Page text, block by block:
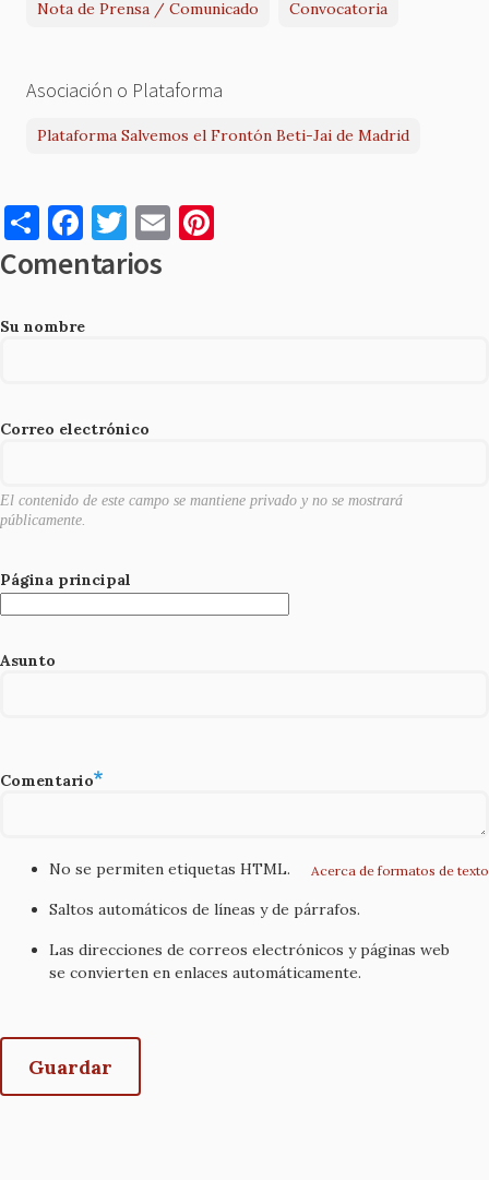
Nota de Prensa / Comunicado Convocatoria
Asociación o Plataforma
Plataforma Salvemos el Frontón Beti-Jai de Madrid
S
h
ar
e
F
a
c
e
o
T
w
it
E
m
Comentarios
Su nombre
Correo electrónico
El contenido de este campo se mantiene privado y no se mostrará
públicamente.
Página principal
Asunto
Comentario
Acerca de formatos de texto
No se permiten etiquetas HTML.
Saltos automáticos de líneas y de párrafos.
Las direcciones de correos electrónicos y páginas web
se convierten en enlaces automáticamente.